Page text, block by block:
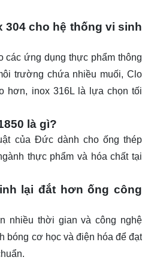
304 cho hệ thống vi sinh
các ứng dụng thực phẩm thông
trường chứa nhiều muối, Clo
hơn, inox 316L là lựa chọn tối
là gì?
của Đức dành cho ống thép
thực phẩm và hóa chất tại
lại đắt hơn ống công
nhiều thời gian và công nghệ
bóng cơ học và điện hóa để đạt